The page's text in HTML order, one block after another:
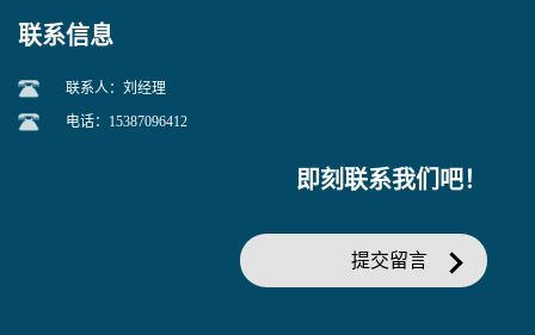
联系信息
联系人：刘经理
电话：15387096412
即刻联系我们吧！
提交留言